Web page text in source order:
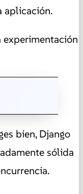
aplicación.
experimentación
bien, Django
sólida